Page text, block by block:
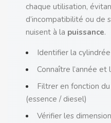
chaque utilisation,
d’incompatibilité ou de
nuisent à la puissance.
Identifier la
Connaître l’année
Filtrer en fonction
(essence / diesel)
Vérifier les